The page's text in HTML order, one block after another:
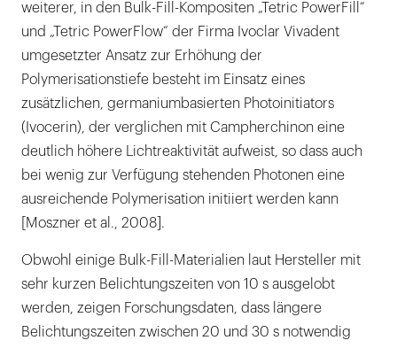
weiterer, in den Bulk-Fill-Kompositen „Tetric PowerFill“
und „Tetric PowerFlow“ der Firma Ivoclar Vivadent
umgesetzter Ansatz zur Erhöhung der
Polymerisationstiefe besteht im Einsatz eines
zusätzlichen, germaniumbasierten Photoinitiators
(Ivocerin), der verglichen mit Campherchinon eine
deutlich höhere Lichtreaktivität aufweist, so dass auch
bei wenig zur Verfügung stehenden Photonen eine
ausreichende Polymerisation initiiert werden kann
[Moszner et al., 2008].
Obwohl einige Bulk-Fill-Materialien laut Hersteller mit
sehr kurzen Belichtungszeiten von 10 s ausgelobt
werden, zeigen Forschungsdaten, dass längere
Belichtungszeiten zwischen 20 und 30 s notwendig